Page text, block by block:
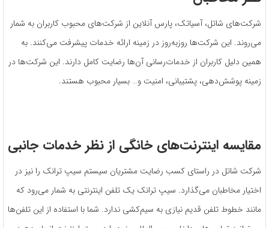
شرکت‌های شاتل، آسیاتک، پارس آنلاین از شرکت‌های محبوب کاربران به شمار
می‌روند. این شرکت‌ها روزبه‌روز در زمینه ارائه خدمات پیشرفت می‌کنند. به
همین دلیل کاربران از خدمات‌رسانی آن‌ها رضایت کامل دارند. این شرکت‌ها در
زمینه پوشش‌دهی، پشتیبانی، امنیت و… بسیار محبوب هستند.
مقایسه اینترنت‌های خانگی از نظر خدمات جانبی
شرکت شاتل در راستای کسب رضایت مشتریان سیستم سیپ ترانک را نیز در
اختیار مخاطبان می‌گذارد. سیپ ترانک یک تلفن اینترنتی به شمار می‌رود که
مانند خطوط تلفن قدیم نیازی به سیم‌کشی ندارد. شما با استفاده از این تلفن‌ها